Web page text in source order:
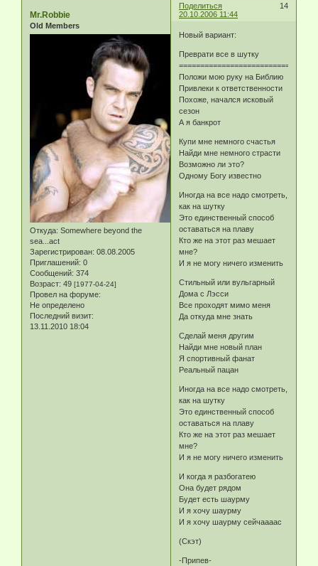
Поделиться
14
20.10.2006 11:44
Mr.Robbie
Old Members
Откуда: Somewhere beyond the
sea...act
Зарегистрирован: 08.08.2005
Приглашений: 0
Сообщений: 374
Возраст: 49 [1977-04-24]
Провел на форуме:
Не определено
Последний визит:
13.11.2010 18:04
Новый вариант:
Преврати все в шутку
============================
Положи мою руку на Библию
Привлеки к ответственности
Похоже, начался исковый
сезон
А я банкрот
Купи мне немного счастья
Найди мне немного страсти
Возможно ли это?
Одному Богу известно
Иногда на все надо смотреть,
как на шутку
Это единственный способ
оставаться на плаву
Кто же на этот раз мешает
мне?
И я не могу ничего изменить
Стильный или вульгарный
Дома с Лэсси
Все проходят мимо меня
Да откуда мне знать
Сделай меня другим
Найди мне новый план
Я спортивный фанат
Реальный пацан
Иногда на все надо смотреть,
как на шутку
Это единственный способ
оставаться на плаву
Кто же на этот раз мешает
мне?
И я не могу ничего изменить
И когда я разбогатею
Она будет рядом
Будет есть шаурму
И я хочу шаурму
И я хочу шаурму сейчаааас
(Скэт)
-Припев-